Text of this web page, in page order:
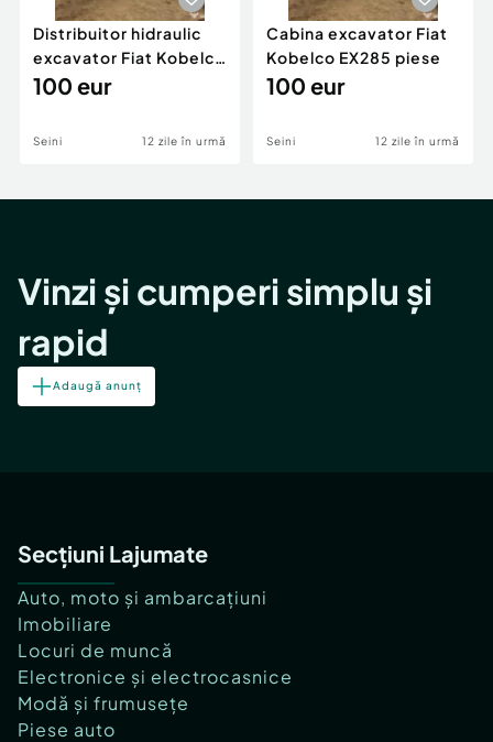
Distribuitor hidraulic
excavator Fiat Kobelco
EX285 piese
100 eur
Seini 12 zile în urmă
Cabina excavator Fiat
Kobelco EX285 piese
100 eur
Seini 12 zile în urmă
Vinzi și cumperi simplu și
rapid
Adaugă anunț
Secțiuni Lajumate
Auto, moto și ambarcațiuni
Imobiliare
Locuri de muncă
Electronice și electrocasnice
Modă și frumusețe
Piese auto